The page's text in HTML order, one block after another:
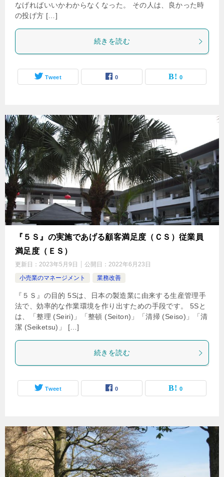
なげればいいかわからなくなった。 その人は、良かった時
の投げ方 […]
続きを読む
Tweet 0 0
『５Ｓ』の実施であげる顧客満足度（ＣＳ）従業員
満足度（ＥＳ）
更新日： 2023年5月9日 公開日： 2022年6月23日
小売業のマネージメント
業務改善
『５Ｓ』の目的 5Sは、日本の製造業に由来する生産管理手
法で、効率的な作業環境を作り出すための手段です。 5Sと
は、「整理 (Seiri)」「整頓 (Seiton)」「清掃 (Seiso)」「清
潔 (Seiketsu)」 […]
続きを読む
Tweet 0 0